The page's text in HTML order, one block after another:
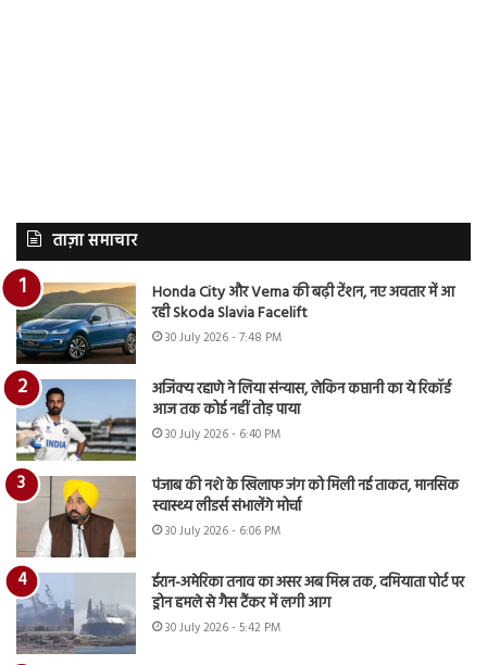
ताज़ा समाचार
Honda City और Verna की बढ़ी टेंशन, नए अवतार में आ
रही Skoda Slavia Facelift
30 July 2026 - 7:48 PM
अजिंक्य रहाणे ने लिया संन्यास, लेकिन कप्तानी का ये रिकॉर्ड
आज तक कोई नहीं तोड़ पाया
30 July 2026 - 6:40 PM
पंजाब की नशे के खिलाफ जंग को मिली नई ताकत, मानसिक
स्वास्थ्य लीडर्स संभालेंगे मोर्चा
30 July 2026 - 6:06 PM
ईरान-अमेरिका तनाव का असर अब मिस्र तक, दमियाता पोर्ट पर
ड्रोन हमले से गैस टैंकर में लगी आग
30 July 2026 - 5:42 PM